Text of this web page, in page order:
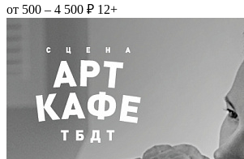
от 500 – 4 500 ₽ 12+